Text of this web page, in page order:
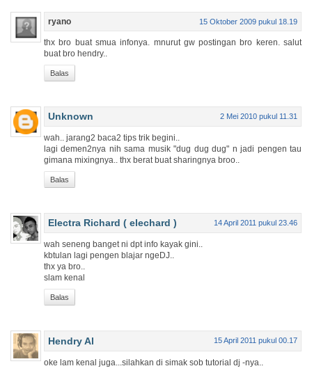
ryano 15 Oktober 2009 pukul 18.19
thx bro buat smua infonya. mnurut gw postingan bro keren. salut
buat bro hendry..
Balas
Unknown 2 Mei 2010 pukul 11.31
wah.. jarang2 baca2 tips trik begini..
lagi demen2nya nih sama musik "dug dug dug" n jadi pengen tau
gimana mixingnya.. thx berat buat sharingnya broo..
Balas
Electra Richard ( elechard ) 14 April 2011 pukul 23.46
wah seneng banget ni dpt info kayak gini..
kbtulan lagi pengen blajar ngeDJ..
thx ya bro..
slam kenal
Balas
Hendry Al 15 April 2011 pukul 00.17
oke lam kenal juga...silahkan di simak sob tutorial dj -nya..